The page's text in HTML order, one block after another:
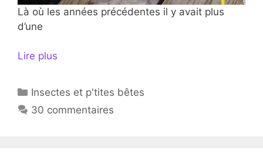
Là où les années précédentes il y avait plus
d’une
Lire plus
Catégories
Insectes et p'tites bêtes
30 commentaires